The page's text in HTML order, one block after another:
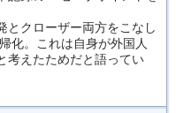
クローザー両方をこなし
化。これは自身が外国人
考えたためだと語ってい